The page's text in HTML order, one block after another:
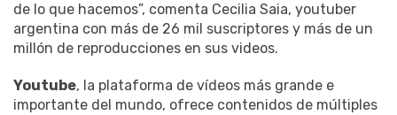
de lo que hacemos”, comenta Cecilia Saia, youtuber
argentina con más de 26 mil suscriptores y más de un
millón de reproducciones en sus videos.
Youtube, la plataforma de vídeos más grande e
importante del mundo, ofrece contenidos de múltiples